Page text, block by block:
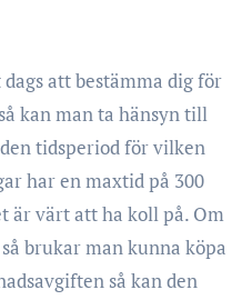
att bestämma dig för
kan man ta hänsyn till
tidsperiod för vilken
har en maxtid på 300
är värt att ha koll på. Om
brukar man kunna köpa
så kan den